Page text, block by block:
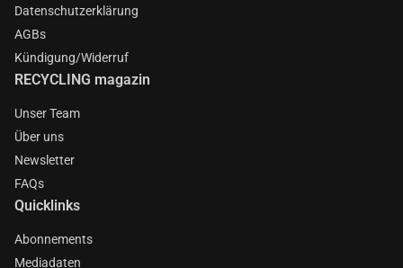
Datenschutzerklärung
AGBs
Kündigung/Widerruf
RECYCLING magazin
Unser Team
Über uns
Newsletter
FAQs
Quicklinks
Abonnements
Mediadaten